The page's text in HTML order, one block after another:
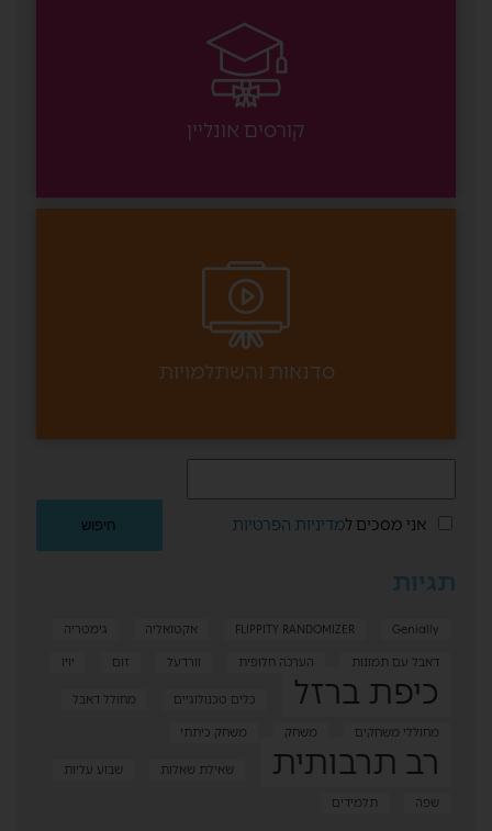
קורסים אונליין
סדנאות והשתלמויות
אני מסכים למדיניות הפרטיות
תגיות
FLIPPITY RANDOMIZER Genially אקטואליה
גימטריה
דאבל עם תמונות
הערכה חלופית וורדעל זום יויו
כיפת ברזל כלים טכנולוגיים
מחולל דאבל
מחוללי משחקים
משחק משחק כיתתי
רב תרבותית שאילת שאלות
שבוע עליות
שפה
תלמידים